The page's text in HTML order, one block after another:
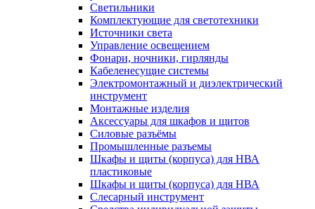
Светильники
Комплектующие для светотехники
Источники света
Управление освещением
Фонари, ночники, гирлянды
Кабеленесущие системы
Электромонтажный и диэлектрический
инструмент
Монтажные изделия
Аксессуары для шкафов и щитов
Силовые разъёмы
Промышленные разъемы
Шкафы и щиты (корпуса) для НВА
пластиковые
Шкафы и щиты (корпуса) для НВА
Слесарный инструмент